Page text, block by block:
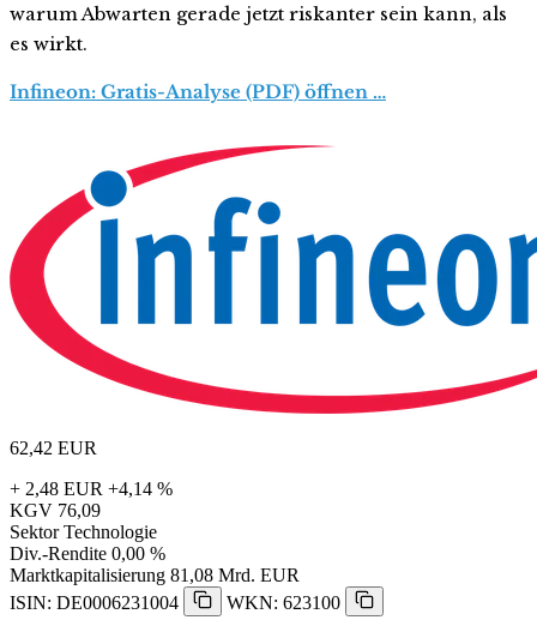
warum Abwarten gerade jetzt riskanter sein kann, als
es wirkt.
Infineon: Gratis-Analyse (PDF) öffnen …
62,42 EUR
+ 2,48 EUR +4,14 %
KGV 76,09
Sektor Technologie
Div.-Rendite 0,00 %
Marktkapitalisierung 81,08 Mrd. EUR
ISIN: DE0006231004
WKN: 623100